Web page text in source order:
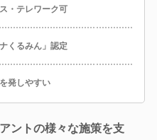
・テレワーク可
くるみん」認定
発しやすい
ントの様々な施策を支